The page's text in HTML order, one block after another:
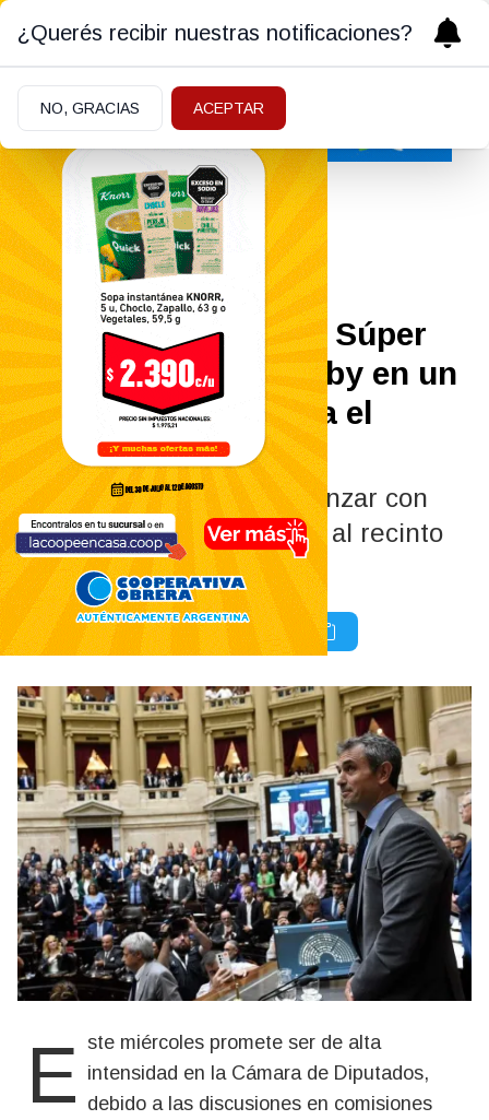
Actualidad
03/06/2026
Diputados debate el Súper
RIGI y la Ley de Lobby en un
miércoles clave para el
Gobierno
El oficialismo buscará avanzar con
dictámenes para llevarlos al recinto
antes de fin de mes.
Este miércoles promete ser de alta intensidad en la Cámara de Diputados,
debido a las discusiones en comisiones
¿Querés recibir nuestras notificaciones?
NO, GRACIAS ACEPTAR